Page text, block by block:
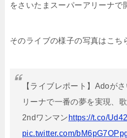
をさいたまスーパーアリーナで
そのライブの様子の写真はこち
【ライブレポート】Adoが
リーナで一番の夢を実現、
2ndワンマン https://t.co/
pic.twitter.com/